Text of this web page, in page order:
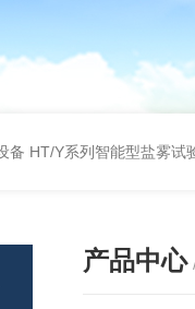
备 HT/Y系列智能型盐雾试
产品中心